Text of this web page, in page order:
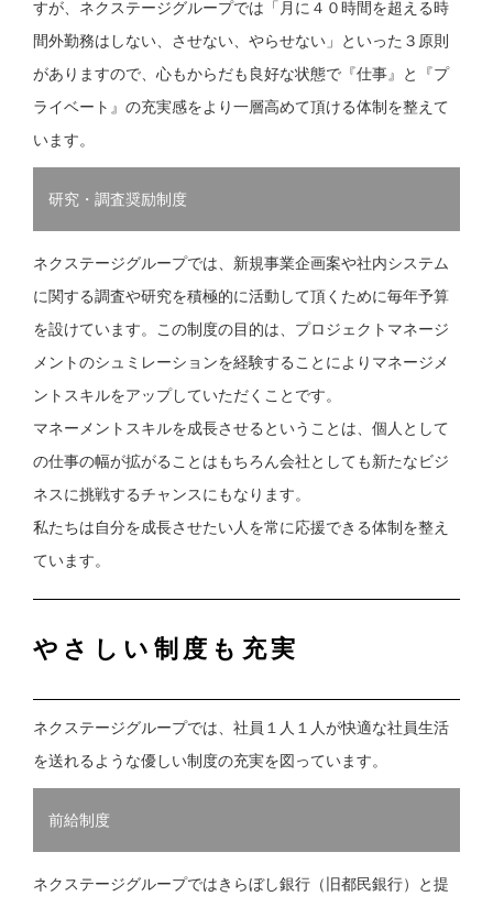
すが、ネクステージグループでは「月に４０時間を超える時
間外勤務はしない、させない、やらせない」といった３原則
がありますので、心もからだも良好な状態で『仕事』と『プ
ライベート』の充実感をより一層高めて頂ける体制を整えて
います。
研究・調査奨励制度
ネクステージグループでは、新規事業企画案や社内システム
に関する調査や研究を積極的に活動して頂くために毎年予算
を設けています。この制度の目的は、プロジェクトマネージ
メントのシュミレーションを経験することによりマネージメ
ントスキルをアップしていただくことです。
マネーメントスキルを成長させるということは、個人として
の仕事の幅が拡がることはもちろん会社としても新たなビジ
ネスに挑戦するチャンスにもなります。
私たちは自分を成長させたい人を常に応援できる体制を整え
ています。
やさしい制度も充実
ネクステージグループでは、社員１人１人が快適な社員生活
を送れるような優しい制度の充実を図っています。
前給制度
ネクステージグループではきらぼし銀行（旧都民銀行）と提